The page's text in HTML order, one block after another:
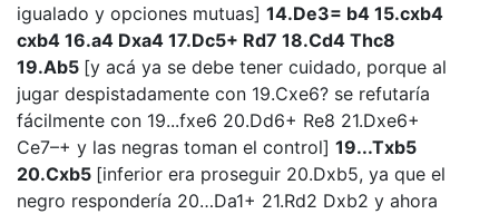
igualado y opciones mutuas] 14.De3= b4 15.cxb4
cxb4 16.a4 Dxa4 17.Dc5+ Rd7 18.Cd4 Thc8
19.Ab5 [y acá ya se debe tener cuidado, porque al
jugar despistadamente con 19.Cxe6? se refutaría
fácilmente con 19...fxe6 20.Dd6+ Re8 21.Dxe6+
Ce7–+ y las negras toman el control] 19...Txb5
20.Cxb5 [inferior era proseguir 20.Dxb5, ya que el
negro respondería 20…Da1+ 21.Rd2 Dxb2 y ahora